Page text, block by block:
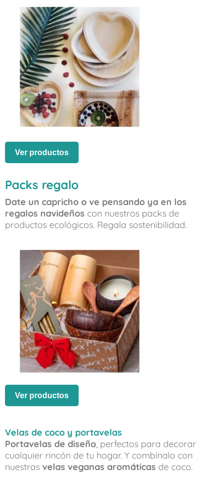
Ver productos
Packs regalo
Date un capricho o ve pensando ya en los
regalos navideños con nuestros packs de
productos ecológicos. Regala sostenibilidad.
Ver productos
Velas de coco y portavelas
Portavelas de diseño, perfectos para decorar
cualquier rincón de tu hogar. Y combínalo con
nuestras velas veganas aromáticas de coco.